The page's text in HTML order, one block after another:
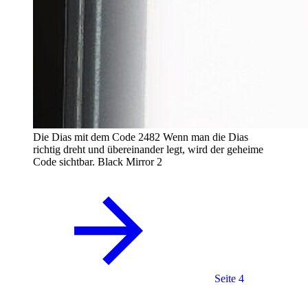
Die Dias mit dem Code 2482 Wenn man die Dias
richtig dreht und übereinander legt, wird der geheime
Code sichtbar. Black Mirror 2
Seite 4